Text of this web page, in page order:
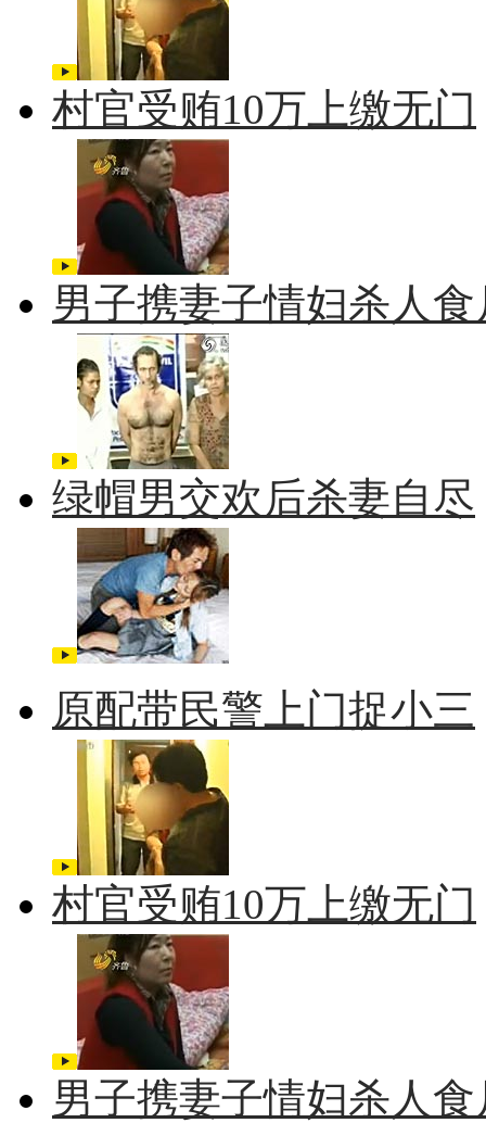
村官受贿10万上缴无门
男子携妻子情妇杀人食
绿帽男交欢后杀妻自尽
原配带民警上门捉小三
村官受贿10万上缴无门
男子携妻子情妇杀人食